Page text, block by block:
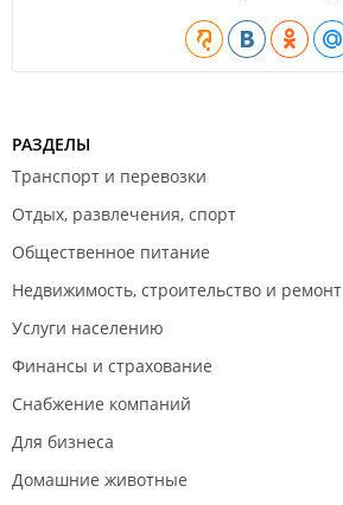
РАЗДЕЛЫ
Транспорт и перевозки
Отдых, развлечения, спорт
Общественное питание
Недвижимость, строительство и ремонт
Услуги населению
Финансы и страхование
Снабжение компаний
Для бизнеса
Домашние животные